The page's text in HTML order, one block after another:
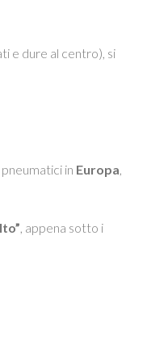
e dure al centro), si
in Europa,
, appena sotto i